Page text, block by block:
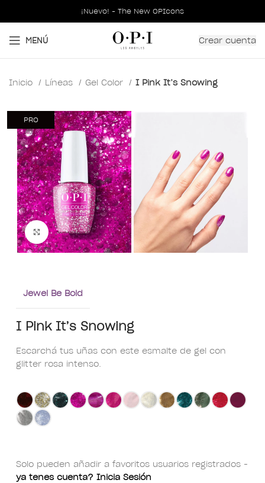
¡Nuevo! - The New OPIcons
MENÚ Crear cuenta
Inicio Líneas Gel Color I Pink It’s Snowing
Clic para ampliar
PRO
Jewel Be Bold
I Pink It’s Snowing
Escarchá tus uñas con este esmalte de gel con
glitter rosa intenso.
Solo pueden añadir a favoritos usuarios registrados -
ya tenes cuenta? Inicia Sesión